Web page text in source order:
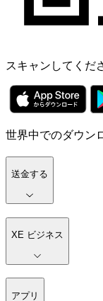
スキャンしてくだ
世界中でのダウン
送金する
XE ビジネス
アプリ